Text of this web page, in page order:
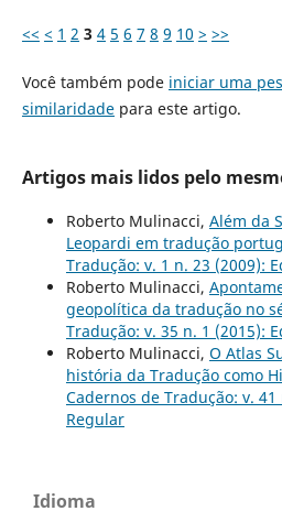
<< < 1 2 3 4 5 6 7 8 9 10 > >>
Você também pode iniciar uma
similaridadepara este artigo.
Artigos mais lidos pelo
Roberto Mulinacci, Além da
Leopardi em tradução
Tradução: v. 1 n. 23 (2009):
Roberto Mulinacci,
geopolítica da tradução no
Tradução: v. 35 n. 1 (2015):
Roberto Mulinacci, O Atlas
história da Tradução como
Cadernos de Tradução: v. 41
Regular
Idioma